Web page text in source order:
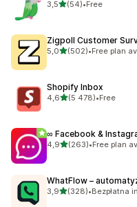
3,5na 5 gwiazdek
(54)
Łączna liczba recenzji:
•Free
Zigpoll Customer
5,0na 5 gwiazdek
(502)
Łączna liczba recenzji:
•Free plan
Shopify Inbox
4,6na 5 gwiazdek
(5 478)
Łączna liczba recenzji:
•Free
∞ Facebook &
4,9na 5 gwiazdek
(263)
Łączna liczba recenzji:
•Free plan
WhatFlow –
3,9na 5 gwiazdek
(328)
Łączna liczba recenzji:
•Bezpłatna